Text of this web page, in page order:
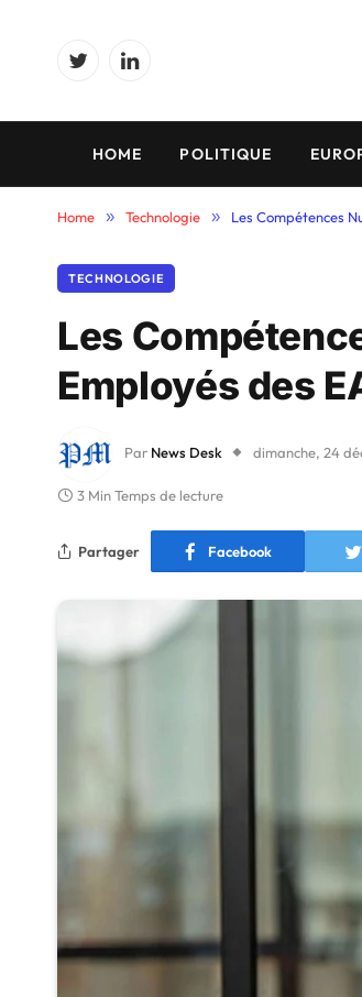
TwitterLinkedIn
HOME POLITIQUE
Home » Technologie » Les Compétences
TECHNOLOGIE
Les
Employés des
Par News Desk dimanche, 24
3 Min Temps de lecture
Partager Facebook